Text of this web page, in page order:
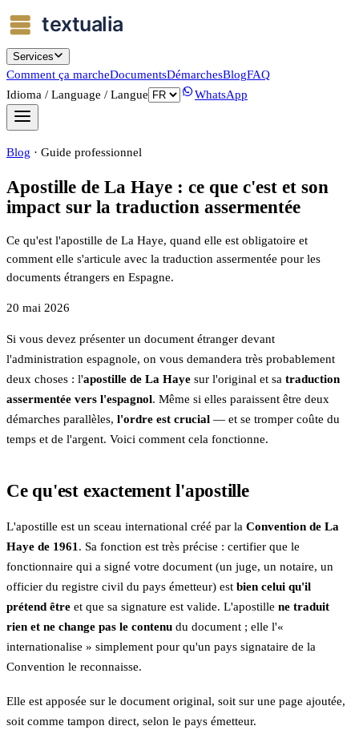
Services
Comment ça marcheDocumentsDémarchesBlogFAQ
Idioma / Language / Langue
WhatsApp
Blog · Guide professionnel
Apostille de La Haye : ce que c'est et son
impact sur la traduction assermentée
Ce qu'est l'apostille de La Haye, quand elle est obligatoire et
comment elle s'articule avec la traduction assermentée pour les
documents étrangers en Espagne.
20 mai 2026
Si vous devez présenter un document étranger devant
l'administration espagnole, on vous demandera très probablement
deux choses : l'apostille de La Haye sur l'original et sa traduction
assermentée vers l'espagnol. Même si elles paraissent être deux
démarches parallèles, l'ordre est crucial — et se tromper coûte du
temps et de l'argent. Voici comment cela fonctionne.
Ce qu'est exactement l'apostille
L'apostille est un sceau international créé par la Convention de La
Haye de 1961 . Sa fonction est très précise : certifier que le
fonctionnaire qui a signé votre document (un juge, un notaire, un
officier du registre civil du pays émetteur) est bien celui qu'il
prétend être et que sa signature est valide. L'apostille ne traduit
rien et ne change pas le contenu du document ; elle l'«
internationalise » simplement pour qu'un pays signataire de la
Convention le reconnaisse.
Elle est apposée sur le document original, soit sur une page ajoutée,
soit comme tampon direct, selon le pays émetteur.